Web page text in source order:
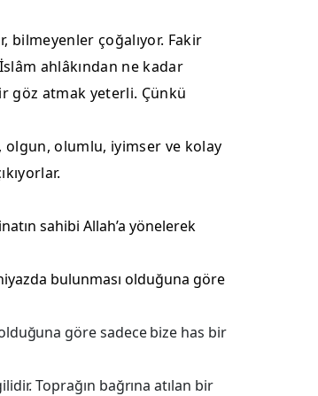
Şırnak
Karabük
Düzce
bilmeyenler çoğalıyor. Fakir
ahlâkından ne kadar
göz atmak yeterli. Çünkü
olgun, olumlu, iyimser ve kolay
sahibi Allah’a yönelerek
bulunması olduğuna göre
göre sadece bize has bir
Toprağın bağrına atılan bir